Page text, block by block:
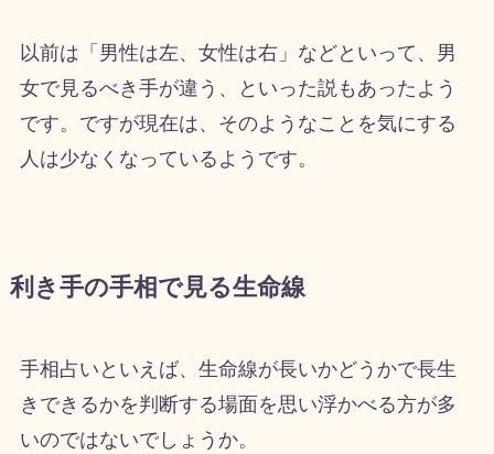
以前は「男性は左、女性は右」などといって、男
女で見るべき手が違う、といった説もあったよう
です。ですが現在は、そのようなことを気にする
人は少なくなっているようです。
利き手の手相で見る生命線
手相占いといえば、生命線が長いかどうかで長生
きできるかを判断する場面を思い浮かべる方が多
いのではないでしょうか。